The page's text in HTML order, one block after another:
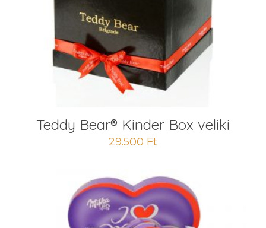
Teddy Bear® Kinder Box veliki
29.500 Ft